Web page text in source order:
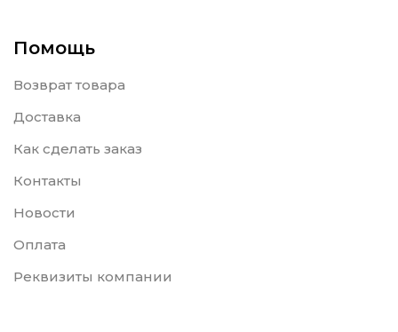
Помощь
Возврат товара
Доставка
Как сделать заказ
Контакты
Новости
Оплата
Реквизиты компании